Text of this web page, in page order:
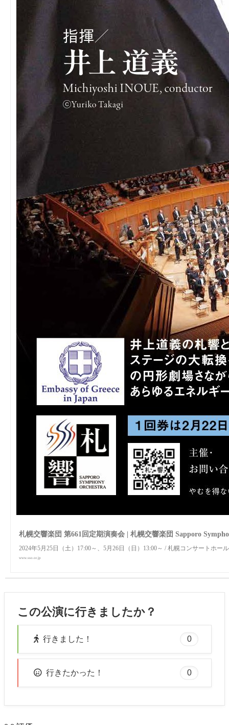
札幌交響楽団 第661回定期演奏会 | 札幌交響楽団 Sapporo
2024年5月25日（土）17:00～、5月26日（日）13:00～ / 札幌コンサートホー
www.sso.or.jp
この公演に行きましたか？
行きました！ 0
行きたかった！ 0